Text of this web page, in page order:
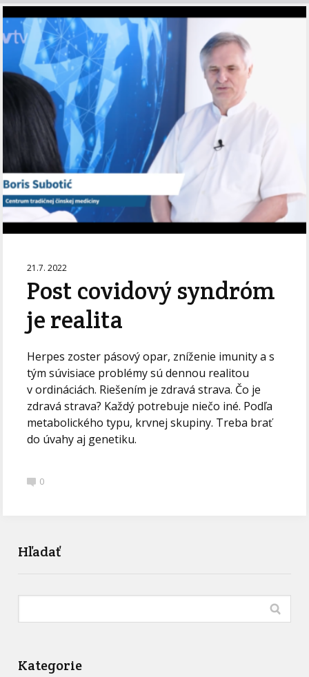
21.7. 2022
Post covidový syndróm
je realita
Herpes zoster pásový opar, zníženie imunity a s
tým súvisiace problémy sú dennou realitou
v ordináciách. Riešením je zdravá strava. Čo je
zdravá strava? Každý potrebuje niečo iné. Podľa
metabolického typu, krvnej skupiny. Treba brať
do úvahy aj genetiku.
0
Hľadať
Kategorie